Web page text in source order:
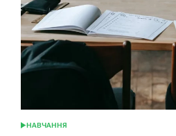
ОПУБЛІКУВАТИ
НАВЧАННЯ